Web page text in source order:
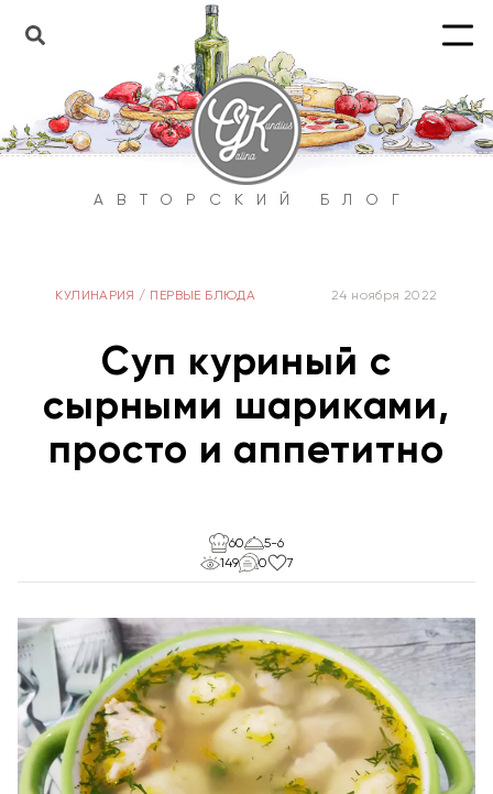
АВТОРСКИЙ БЛОГ
КУЛИНАРИЯ / ПЕРВЫЕ БЛЮДА 24 ноября 2022
Суп куриный с
сырными шариками,
просто и аппетитно
60
5-6
149
0 7